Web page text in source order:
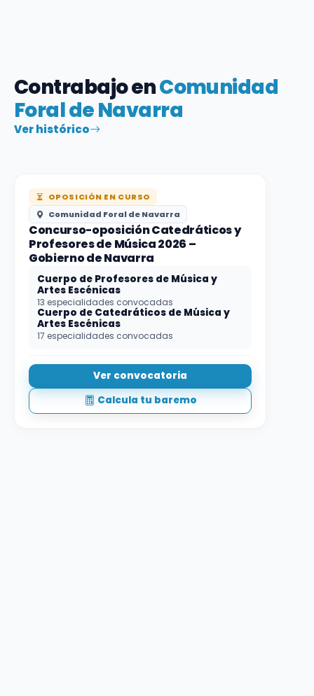
Contrabajo enComunidad
Foral de Navarra
Ver histórico
OPOSICIÓN EN CURSO
Comunidad Foral de Navarra
Concurso-oposición Catedráticos y
Profesores de Música 2026 –
Gobierno de Navarra
Cuerpo de Profesores de Música y
Artes Escénicas
13 especialidades convocadas
Cuerpo de Catedráticos de Música y
Artes Escénicas
17 especialidades convocadas
Ver convocatoria
Calcula tu baremo